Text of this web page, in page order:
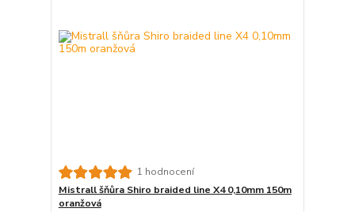
1 hodnocení
Mistrall šňůra Shiro braided line X4 0,10mm 150m
oranžová